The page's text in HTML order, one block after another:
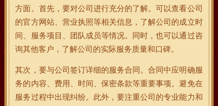
方面。首先，要对公司进行充分的了解。可以查看公司
的官方网站、营业执照等相关信息，了解公司的成立时
间、服务项目、团队成员等情况。同时，也可以通过咨
询其他客户，了解公司的实际服务质量和口碑。
其次，要与公司签订详细的服务合同。合同中应明确服
务的内容、费用、时间、保密条款等重要事项。避免在
服务过程中出现纠纷。此外，要注重公司的专业能力和